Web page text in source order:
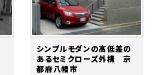
シンプルモダンの高低差の
あるセミクローズ外構 京
都府八幡市